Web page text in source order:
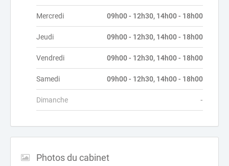
Mercredi 09h00 - 12h30, 14h00 - 18h00
Jeudi 09h00 - 12h30, 14h00 - 18h00
Vendredi 09h00 - 12h30, 14h00 - 18h00
Samedi 09h00 - 12h30, 14h00 - 18h00
Dimanche -
Photos du cabinet